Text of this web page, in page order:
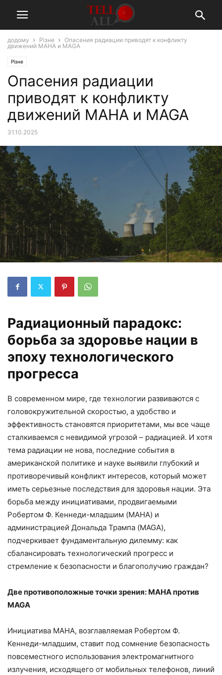
додому Різне
Опасения радиации приводят к конфликту
движений MAHA и MAGA
Різне
Опасения радиации
приводят к конфликту
движений MAHA и MAGA
31.10.2025
Радиационный парадокс:
борьба за здоровье нации в
эпоху технологического
прогресса
В современном мире, где технологии развиваются с
головокружительной скоростью, а удобство и
эффективность становятся приоритетами, мы все чаще
сталкиваемся с невидимой угрозой – радиацией. И хотя
тема радиации не нова, последние события в
американской политике и науке выявили глубокий и
противоречивый конфликт интересов, который может
иметь серьезные последствия для здоровья нации. Эта
борьба между инициативами, продвигаемыми
Робертом Ф. Кеннеди-младшим (MAHA) и
администрацией Дональда Трампа (MAGA),
подчеркивает фундаментальную дилемму: как
сбалансировать технологический прогресс и
стремление к безопасности и благополучию граждан?
Две противоположные точки зрения: MAHA против
MAGA
Инициатива MAHA, возглавляемая Робертом Ф.
Кеннеди-младшим, ставит под сомнение безопасность
повсеместного использования электромагнитного
излучения, исходящего от мобильных телефонов, линий